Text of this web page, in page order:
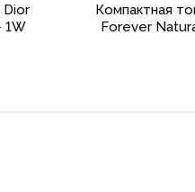
Dior
1W
Компактная
Forever